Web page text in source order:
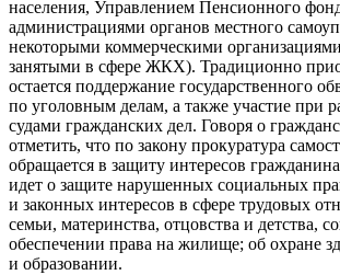
населения, Управлением Пенсионного
администрациями органов местного
некоторыми коммерческими
занятыми в сфере ЖКХ). Традиционно
остается поддержание государственного
по уголовным делам, а также участие при
судами гражданских дел. Говоря о
отметить, что по закону прокуратура
обращается в защиту интересов
идет о защите нарушенных социальных
и законных интересов в сфере трудовых
семьи, материнства, отцовства и детства,
обеспечении права на жилище; об охране
и образовании.